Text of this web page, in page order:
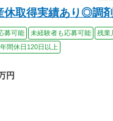
休取得実績あり◎調
募可能 未経験者も応募可能 残業
年間休日120日以上
円